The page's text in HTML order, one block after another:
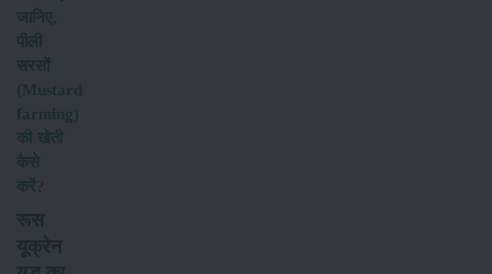
जानिए,
पीली
सरसों
(Mustard
farming)
की खेती
कैसे
करें?